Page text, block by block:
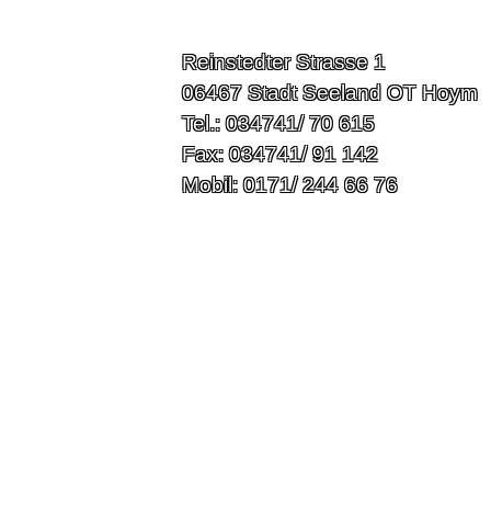
Reinstedter Strasse 1
06467 Stadt Seeland OT Hoym
Tel.: 034741/ 70 615
Fax: 034741/ 91 142
Mobil: 0171/ 244 66 76